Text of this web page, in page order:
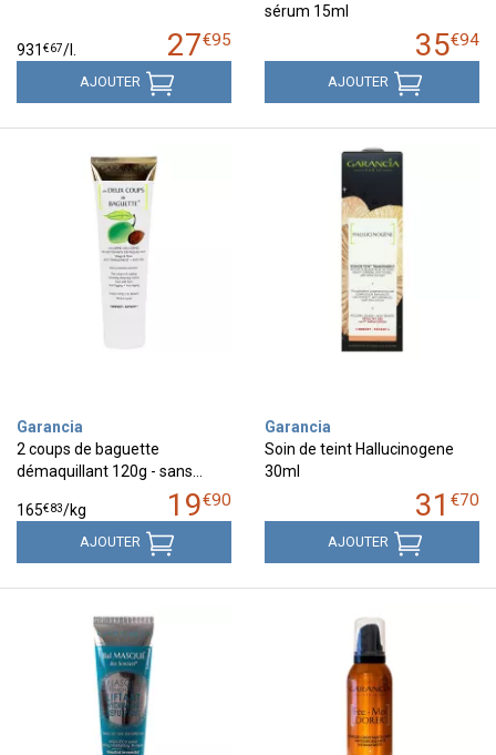
27€95
931 €67/
AJOUTER
sérum 15ml
35€94
AJOUTER
Garancia
2 coups de baguette
démaquillant 120g - sans…
19€90
165€83/kg
AJOUTER
Garancia
Soin de teint Hallucinogene
30ml
31 €70
AJOUTER